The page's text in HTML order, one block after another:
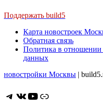
2,7
есть
Поддержать build5
Карта новостроек
Обратная связь
Политика в отношении
данных
новостройки Москвы |
Telegram
ВКонтакте
YouTube
Ссылка